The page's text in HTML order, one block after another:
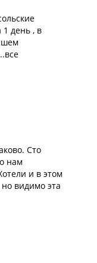
день , в
Сто
нам
и в этом
но видимо эта